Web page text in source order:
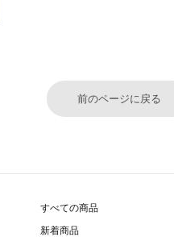
前のページに戻る
すべての商品
新着商品